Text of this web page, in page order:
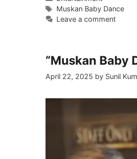
Tags
Muskan Baby Dance
Leave a comment
“Muskan Baby
April 22, 2025 by Sunil